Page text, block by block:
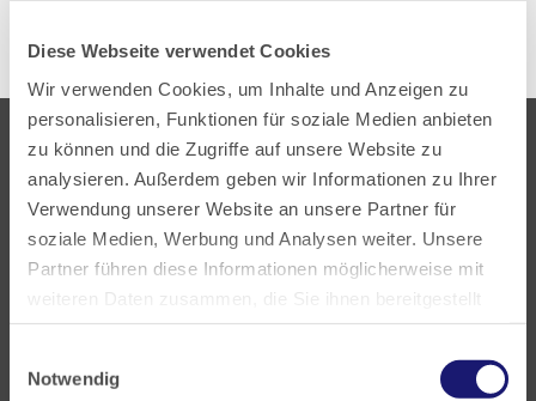
Diese Webseite verwendet Cookies
Wir verwenden Cookies, um Inhalte und Anzeigen zu
personalisieren, Funktionen für soziale Medien anbieten
zu können und die Zugriffe auf unsere Website zu
analysieren. Außerdem geben wir Informationen zu Ihrer
Verwendung unserer Website an unsere Partner für
soziale Medien, Werbung und Analysen weiter. Unsere
Partner führen diese Informationen möglicherweise mit
weiteren Daten zusammen, die Sie ihnen bereitgestellt
haben oder die sie im Rahmen Ihrer Nutzung der Dienste
Notwendig
Landesärztekammer Hessen
Postfach 60 05 66